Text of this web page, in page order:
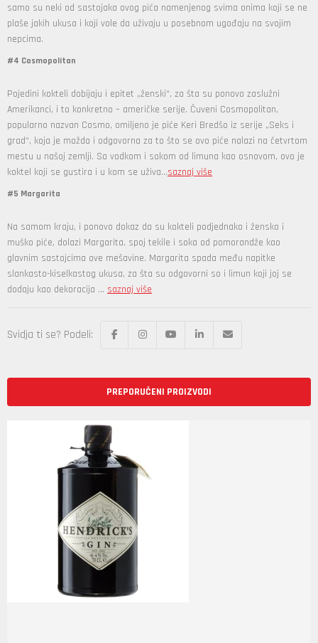
samo su neki od sastojaka ovog pića namenjenog svima onima koji se ne
plaše jakih ukusa i koji vole da uživaju u posebnom ugođaju na svojim
nepcima.
#4 Cosmopolitan
Pojedini kokteli dobijaju i epitet „ženski“, za šta su ponovo zaslužni
Amerikanci, i to konkretno – američke serije. Čuveni Cosmopolitan,
popularno nazvan Cosmo, omiljeno je piće Keri Bredšo iz serije „Seks i
grad“, koja je možda i odgovorna za to što se ovo piće nalazi na četvrtom
mestu u našoj zemlji. Sa vodkom i sokom od limuna kao osnovom, ovo je
koktel koji se gustira i u kom se uživa...saznaj više
#5 Margarita
Na samom kraju, i ponovo dokaz da su kokteli podjednako i žensko i
muško piće, dolazi Margarita, spoj tekile i soka od pomorandže kao
glavnim sastojcima ove mešavine. Margarita spada među napitke
slankasto-kiselkastog ukusa, za šta su odgovorni so i limun koji joj se
dodaju kao dekoracija ... saznaj više
Svidja ti se? Podeli:
PREPORUČENI PROIZVODI